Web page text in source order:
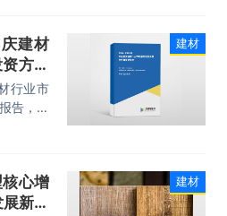
建材
方向
行业市
告，主
点企业
建材
心增
新亮
建材